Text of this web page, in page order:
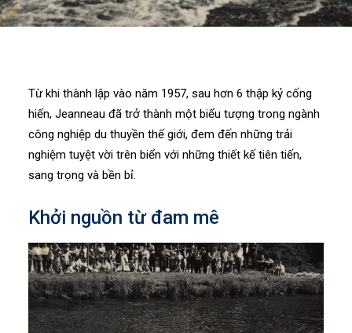
Từ khi thành lập vào năm 1957, sau hơn 6 thập kỷ cống
hiến, Jeanneau đã trở thành một biểu tượng trong ngành
công nghiệp du thuyền thế giới, đem đến những trải
nghiệm tuyệt vời trên biển với những thiết kế tiên tiến,
sang trọng và bền bỉ.
Khởi nguồn từ đam mê